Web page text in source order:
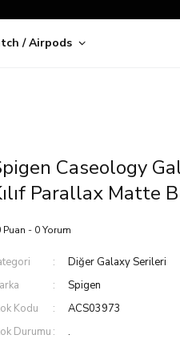
/ Airpods
Caseology
Parallax Matte
Puan - 0 Yorum
Diğer Galaxy Serileri
Spigen
Kodu
ACS03973
Durumu
.